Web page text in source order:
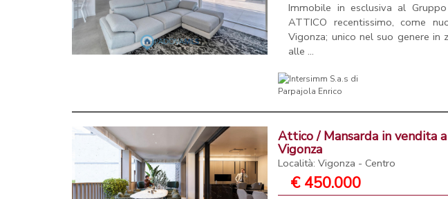
Immobile in esclusiva al
ATTICO recentissimo, come
Vigonza; unico nel suo genere
alle ...
Attico / Mansarda in vendita
Vigonza
Località: Vigonza - Centro
€ 450.000